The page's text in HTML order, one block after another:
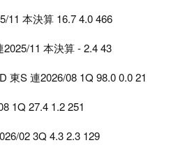
11 本決算 16.7 4.0 466
11 本決算 - 2.4 43
東S 連2026/08 1Q 98.0 0.0 21
1Q 27.4 1.2 251
02 3Q 4.3 2.3 129